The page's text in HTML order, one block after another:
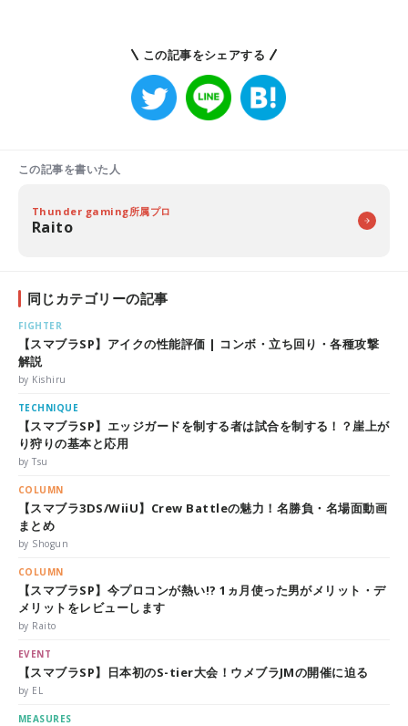
この記事をシェアする
この記事を書いた人
Thunder gaming所属プロ
Raito
同じカテゴリーの記事
FIGHTER
【スマブラSP】アイクの性能評価 | コンボ・立ち回り・各種攻撃
解説
by Kishiru
TECHNIQUE
【スマブラSP】エッジガードを制する者は試合を制する！？崖上が
り狩りの基本と応用
by Tsu
COLUMN
【スマブラ3DS/WiiU】Crew Battleの魅力！名勝負・名場面動画
まとめ
by Shogun
COLUMN
【スマブラSP】今プロコンが熱い!? 1ヵ月使った男がメリット・デ
メリットをレビューします
by Raito
EVENT
【スマブラSP】日本初のS-tier大会！ウメブラJMの開催に迫る
by EL
MEASURES